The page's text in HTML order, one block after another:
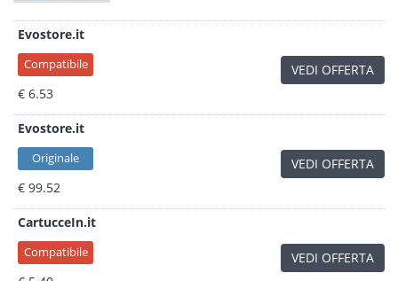
Evostore.it
Compatibile
€ 6.53
VEDI OFFERTA
Evostore.it
Originale
€ 99.52
VEDI OFFERTA
CartucceIn.it
Compatibile VEDI OFFERTA